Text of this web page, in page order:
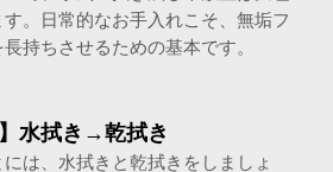
。日常的なお手入れこそ、無垢フ
持ちさせるための基本です。
水拭き→乾拭き
は、水拭きと乾拭きをしましょ